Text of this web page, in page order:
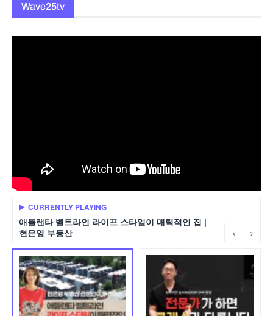
Wave25tv
CURRENTLY PLAYING
애틀랜타 벨트라인 라이프 스타일이 매력적인 집 |
현은영 부동산